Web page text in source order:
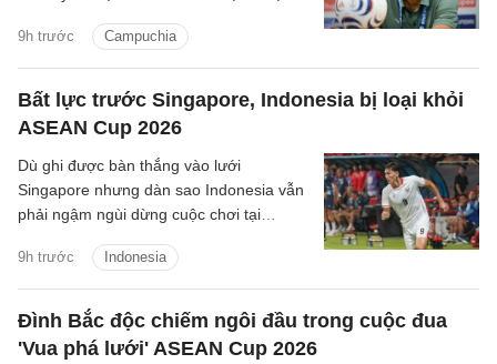
9h trước Campuchia
thời tin rằng thầy trò HLV Kim Sang Sik
đủ sức góp mặt ở trận chung kết.
Bất lực trước Singapore, Indonesia bị loại khỏi
ASEAN Cup 2026
9h trước Indonesia
Dù ghi được bàn thắng vào lưới
Singapore nhưng dàn sao Indonesia vẫn
phải ngậm ngùi dừng cuộc chơi tại
bảng A.
Đình Bắc độc chiếm ngôi đầu trong cuộc đua
'Vua phá lưới' ASEAN Cup 2026